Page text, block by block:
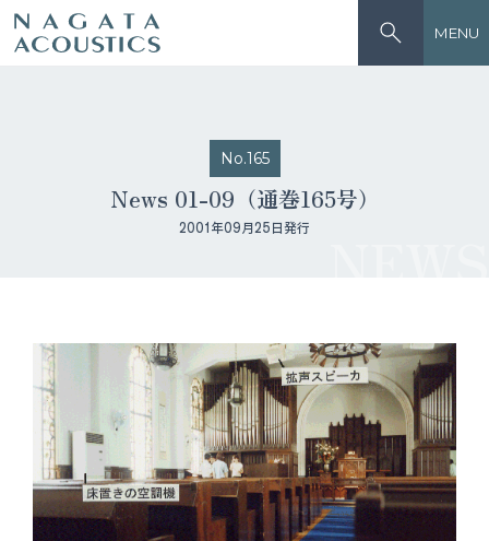
MENU
No.165
News 01-09（通巻165号）
2001年09月25日発行